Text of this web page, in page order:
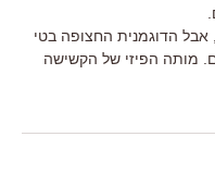
הדוגמנית החצופה בטי
מותה הפיזי של הקשישה